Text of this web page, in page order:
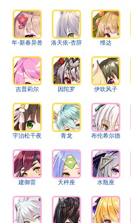
年-新春异兽 洛天依-杏辞 维达
吉普莉尔 因陀罗 伊吹风子
宇治松千夜 青龙 布伦希尔德
建御雷 天秤座 水瓶座